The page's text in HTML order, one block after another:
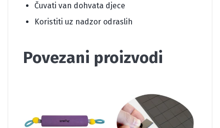
Čuvati van dohvata djece
Koristiti uz nadzor odraslih
Povezani proizvodi